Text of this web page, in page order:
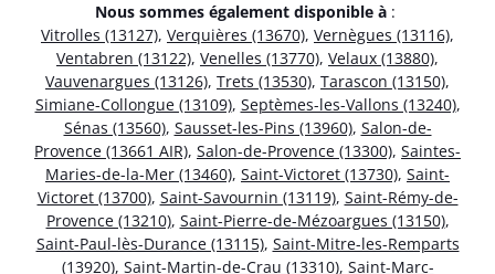
Nous sommes également disponible à :
Vitrolles (13127), Verquières (13670), Vernègues (13116),
Ventabren (13122), Venelles (13770), Velaux (13880),
Vauvenargues (13126), Trets (13530), Tarascon (13150),
Simiane-Collongue (13109), Septèmes-les-Vallons (13240),
Sénas (13560), Sausset-les-Pins (13960), Salon-de-
Provence (13661 AIR), Salon-de-Provence (13300), Saintes-
Maries-de-la-Mer (13460), Saint-Victoret (13730), Saint-
Victoret (13700), Saint-Savournin (13119), Saint-Rémy-de-
Provence (13210), Saint-Pierre-de-Mézoargues (13150),
Saint-Paul-lès-Durance (13115), Saint-Mitre-les-Remparts
(13920), Saint-Martin-de-Crau (13310), Saint-Marc-